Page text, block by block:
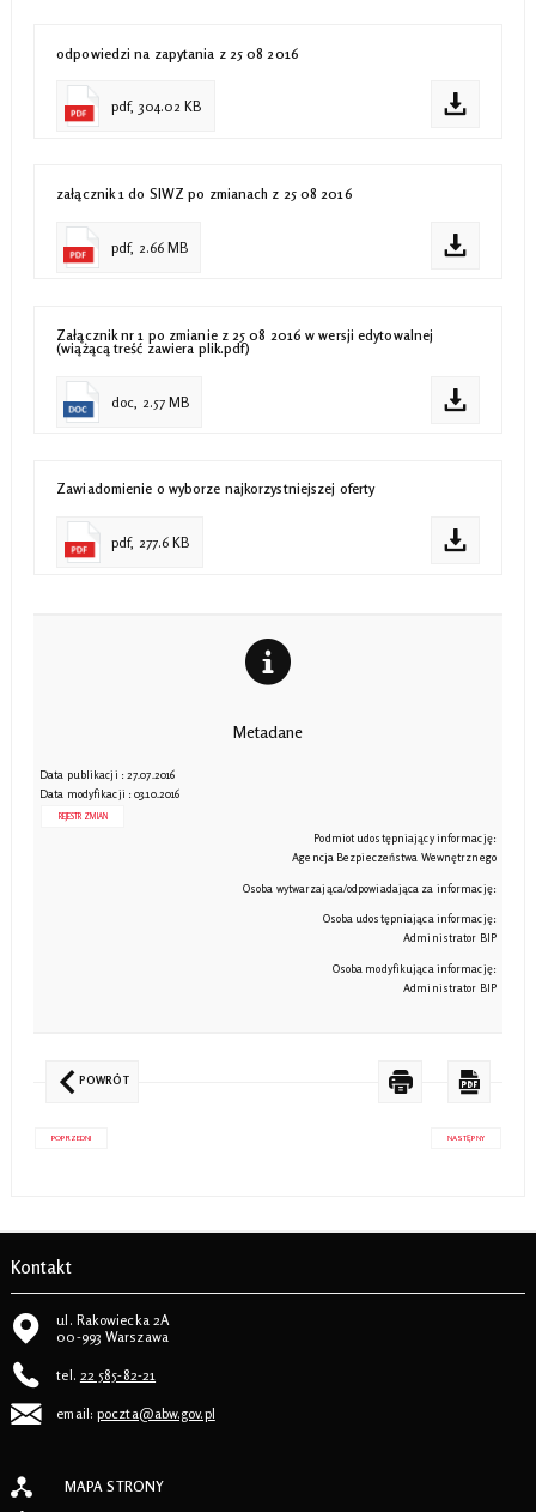
odpowiedzi na zapytania z 25 08 2016
pdf, 304.02 KB
załącznik 1 do SIWZ po zmianach z 25 08 2016
pdf, 2.66 MB
Załącznik nr 1 po zmianie z 25 08 2016 w wersji edytowalnej
(wiążącą treść zawiera plik.pdf)
doc, 2.57 MB
Zawiadomienie o wyborze najkorzystniejszej oferty
pdf, 277.6 KB
Metadane
Data publikacji : 27.07.2016
Data modyfikacji : 03.10.2016
REJESTR ZMIAN
Podmiot udostępniający informację:
Agencja Bezpieczeństwa Wewnętrznego
Osoba wytwarzająca/odpowiadająca za informację:
Osoba udostępniająca informację:
Administrator BIP
Osoba modyfikująca informację:
Administrator BIP
POWRÓT
POPRZEDNI NASTĘPNY
Kontakt
ul. Rakowiecka 2A
00-993 Warszawa
tel. 22 585-82-21
email:poczta@abw.gov.pl
MAPA STRONY